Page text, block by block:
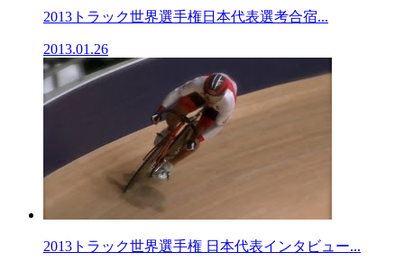
2013トラック世界選手権日本代表選考合宿...
2013.01.26
2013トラック世界選手権 日本代表インタビュー...